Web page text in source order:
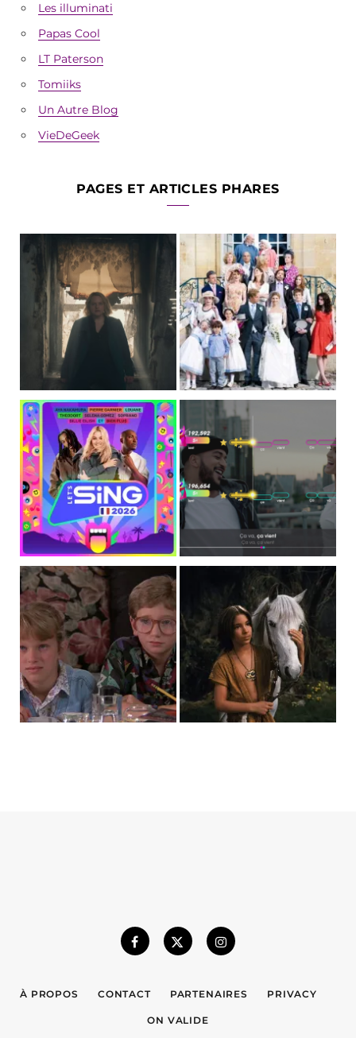
Les illuminati
Papas Cool
LT Paterson
Tomiiks
Un Autre Blog
VieDeGeek
PAGES ET ARTICLES PHARES
À PROPOS CONTACT PARTENAIRES PRIVACY
ON VALIDE